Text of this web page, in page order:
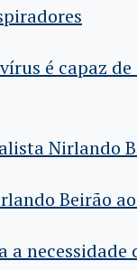
é capaz
Nirlando
Beirão
a necessidade